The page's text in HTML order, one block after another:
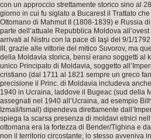
con un approccio strettamente storico sino al
giorno in cui fu siglato a Bucarest il Trattato
Ottomano di Mahmut II (1808-1839) e Russia
parte dell’attuale Repubblica Moldova
arrivati al Nistru con la pace di Iaşi del 9/1/
III, grazie alle vittorie del mitico Suvorov, ma
della Moldavia storica, bensì erano soggetti al
unico Principato di Moldavia, soggetto
cristiano (dal 1711 al 1821 sempre un greco
precisione il Princ. di Moldavia includeva
1940 in Ucraina, laddove il Bugeac (sud della
assegnati nel 1940 all’Ucraina, ad esempio
Izmaïl/Ismail) dipendeva direttamente
spiega la scarsa presenza di moldavi etnici
ottomana era la fortezza di Bender/Tighina e
non il territorio circostante; lo stesso avveniva